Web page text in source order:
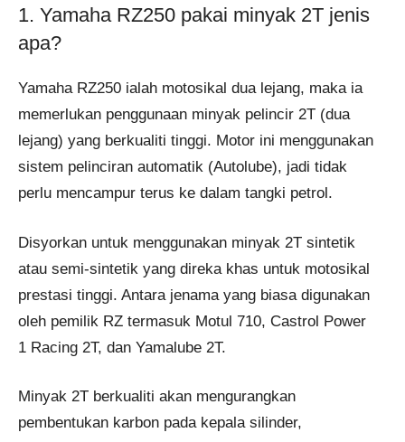
1. Yamaha RZ250 pakai minyak 2T jenis
apa?
Yamaha RZ250 ialah motosikal dua lejang, maka ia
memerlukan penggunaan minyak pelincir 2T (dua
lejang) yang berkualiti tinggi. Motor ini menggunakan
sistem pelinciran automatik (Autolube), jadi tidak
perlu mencampur terus ke dalam tangki petrol.
Disyorkan untuk menggunakan minyak 2T sintetik
atau semi-sintetik yang direka khas untuk motosikal
prestasi tinggi. Antara jenama yang biasa digunakan
oleh pemilik RZ termasuk Motul 710, Castrol Power
1 Racing 2T, dan Yamalube 2T.
Minyak 2T berkualiti akan mengurangkan
pembentukan karbon pada kepala silinder,